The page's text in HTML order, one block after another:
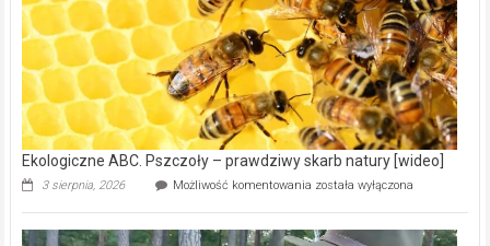
15,6
mln
na
modernizację
oczyszczalni
ścieków
[wideo]
Ekologiczne ABC. Pszczoły – prawdziwy skarb natury [wideo]
3 sierpnia, 2026 Możliwość komentowania Ekologiczne
–
została wyłączona